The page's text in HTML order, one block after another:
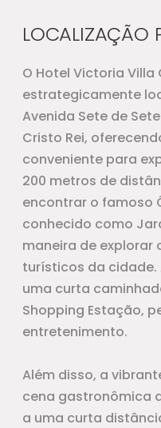
LOCALIZAÇÃO
O Hotel Victoria
estrategicamente
Avenida Sete de
Cristo Rei,
conveniente para
200 metros de
encontrar o famoso
conhecido como
maneira de explorar
turísticos da cidade.
uma curta
Shopping Estação,
entretenimento.
Além disso, a
cena gastronômica
a uma curta